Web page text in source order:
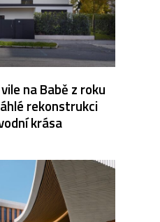
na Babě z roku
rekonstrukci
krása